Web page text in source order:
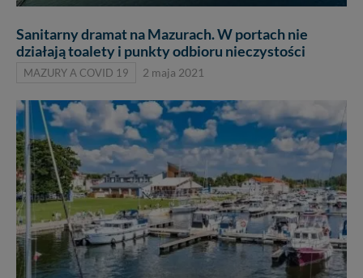
Sanitarny dramat na Mazurach. W portach nie
działają toalety i punkty odbioru nieczystości
MAZURY A COVID 19 2 maja 2021